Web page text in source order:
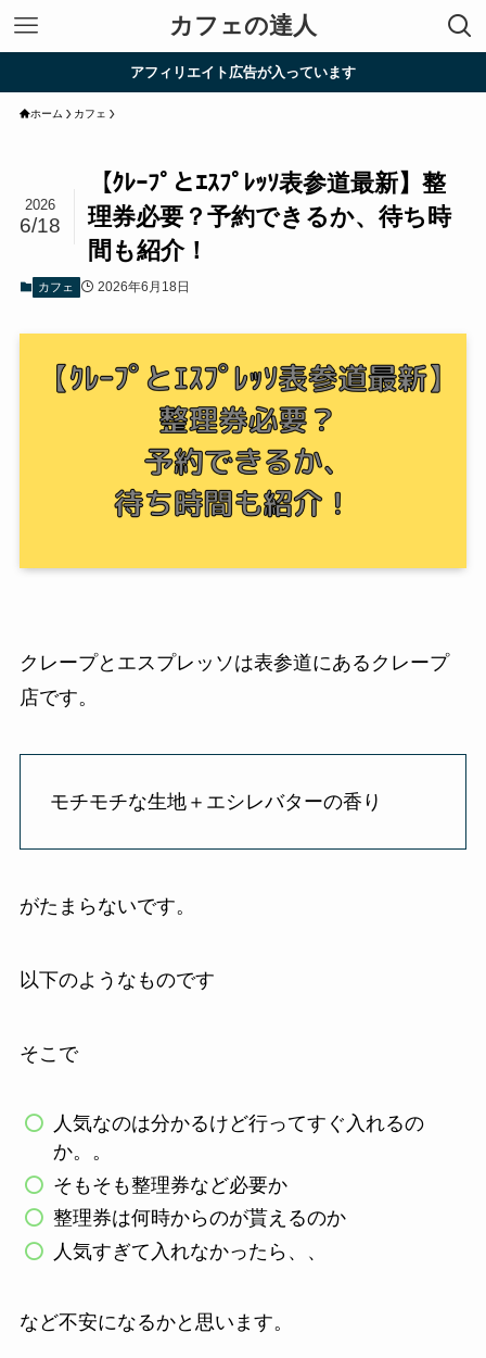
カフェの達人
アフィリエイト広告が入っています
ホーム カフェ
【ｸﾚｰﾌﾟとｴｽﾌﾟﾚｯｿ表参道最新】整
理券必要？予約できるか、待ち時
間も紹介！
2026
6/18
カフェ 2026年6月18日
クレープとエスプレッソは表参道にあるクレープ
店です。
モチモチな生地＋エシレバターの香り
がたまらないです。
以下のようなものです
そこで
人気なのは分かるけど行ってすぐ入れるの
か。。
そもそも整理券など必要か
整理券は何時からのが貰えるのか
人気すぎて入れなかったら、、
など不安になるかと思います。